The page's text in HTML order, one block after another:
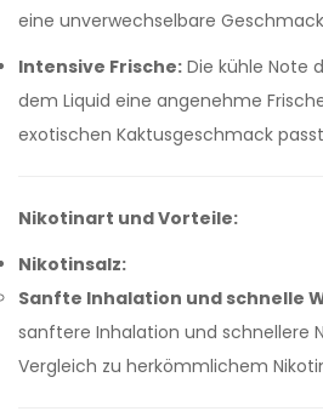
eine unverwechselbare
Intensive Frische: Die kühle Note
dem Liquid eine angenehme
exotischen Kaktusgeschmack
Nikotinart und Vorteile:
Nikotinsalz:
Sanfte Inhalation und schnelle
sanftere Inhalation und schnellere
Vergleich zu herkömmlichem